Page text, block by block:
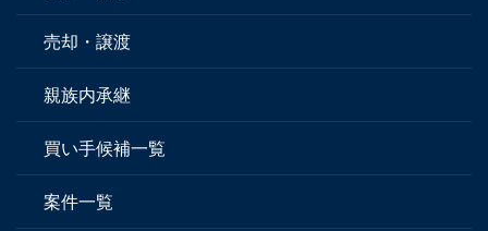
売却・譲渡
親族内承継
買い手候補一覧
案件一覧